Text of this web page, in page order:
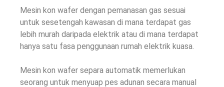
Mesin kon wafer dengan pemanasan gas sesuai
untuk sesetengah kawasan di mana terdapat gas
lebih murah daripada elektrik atau di mana terdapat
hanya satu fasa penggunaan rumah elektrik kuasa.
Mesin kon wafer separa automatik memerlukan
seorang untuk menyuap pes adunan secara manual